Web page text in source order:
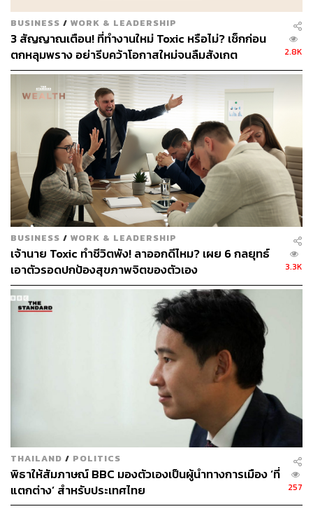
ตัว ‘ข้อมูล’ ที่เข้ามาหาเรา และกระตุ้นให้เรามีพฤติกรรม
ต่างๆ นั้นแบ่งออกเป็นสองแบบนะครับ แบบแรกคือข้อมูลแบบ
ที่เป็นพื้นฐาน (ฝรั่งเรียกว่า Hard-Wired ประมาณว่าเชื่อมต่อ
เอาไว้แล้ว) คือเป็นข้อมูลที่จะไปกระตุ้นจิตใต้สำนึกของเรา
ข้อมูลพวกนี้เป็นข้อมูลที่ไม่ใช่ภาษา (Non-Verbal) แต่เราจะ
จับและรับรู้ได้ โดยที่ ‘จิต’ หรือ ‘ความคิด’ ของเรามักจะรับรู้
ไม่ทัน ส่วนมากมักเป็นเรื่องที่พัฒนาขึ้นมาพร้อมๆ กับ
วิวัฒนาการของเรา เช่นเป็นปฏิกิริยาที่เกิดขึ้นเพื่อความอยู่
รอด อย่างตอนที่เราต้องการอาหาร น้ำ ออกซิเจน ความ
ต้องการทางเพศ ฯลฯ แต่ยิ่งไปกว่านั้นก็คือ ข้อมูลแบบนี้ที่
เข้าไปสู่สมอง จะไปกระตุ้นเรื่องเชิงอารมณ์ของเราด้วย แต่
เป็นอารมณ์ประเภทที่ดิบๆ หน่อยนะครับ เช่น ความกลัว
ความสุข ความเจ็บปวด รวมไปถึงแม้กระทั่งความเหงา ความ
เศร้า ความรู้สึกโดดเดี่ยวเหมือนถูกทิ้ง ฯลฯ
ซึ่งก็แน่นอนว่าพอมีความรู้สึกพวกนี้เกิดขึ้น หลายคนก็อาจ
ตอบโต้โดยใช้ ‘ช้าง’ ล้วนๆ จนเกิดเป็นพฤติกรรม Toxic ขึ้นมา
ข้อมูลอีกแบบหนึ่งคือข้อมูลแบบที่เราพอรู้ตัวอยู่บ้าง ฝรั่งเรียก
ว่าเป็น Soft-Wired Information ข้อมูลแบบนี้ก็ไหลเข้าไปใน
จิตใต้สำนึกของเรานั่นแหละครับ แต่พูดแบบเปรียบเปรยได้ว่า
มันมีการทำงานของ ‘ซอฟต์แวร์’ ที่อัปเกรดแล้วอยู่ข้างในอีก
ทีหนึ่ง ซึ่งส่วนหนึ่งก็คือตัวควาญช้างนั่นแหละครับ ทำให้เกิด
การ ‘ตีความ’ อีกทีหนึ่ง ว่าเมื่อได้รับข้อมูลพวกนี้เข้ามาแล้ว
มันมีนัยหรือความหมายตรงตามตัวอักษรแบบนั้นจริงๆ หรือ
หรือว่าที่จริงมีความย้อนยอกอะไรบางอย่างซ่อนอยู่
ข้อมูลแบบนี้จะเป็นข้อมูลที่มาจากความคิด ซึ่งความคิดต้อง
BUSINESS / WORK & LEADERSHIP
3 สัญญาณเตือน! ที่ทำงานใหม่ Toxic หรือไม่? เช็กก่อน
ตกหลุมพราง อย่ารีบคว้าโอกาสใหม่จนลืมสังเกต
2.8K
BUSINESS / WORK & LEADERSHIP
เจ้านาย Toxic ทำชีวิตพัง! ลาออกดีไหม? เผย 6 กลยุทธ์
เอาตัวรอดปกป้องสุขภาพจิตของตัวเอง
3.3K
THAILAND / POLITICS
พิธาให้สัมภาษณ์ BBC มองตัวเองเป็นผู้นำทางการเมือง ‘ที่
แตกต่าง’ สำหรับประเทศไทย
257